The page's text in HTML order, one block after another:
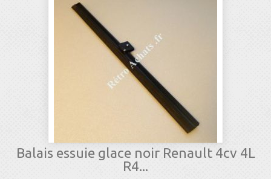
Balais essuie glace noir Renault 4cv 4L
R4...